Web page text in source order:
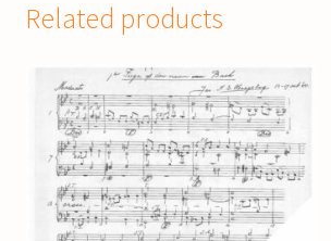
Related products